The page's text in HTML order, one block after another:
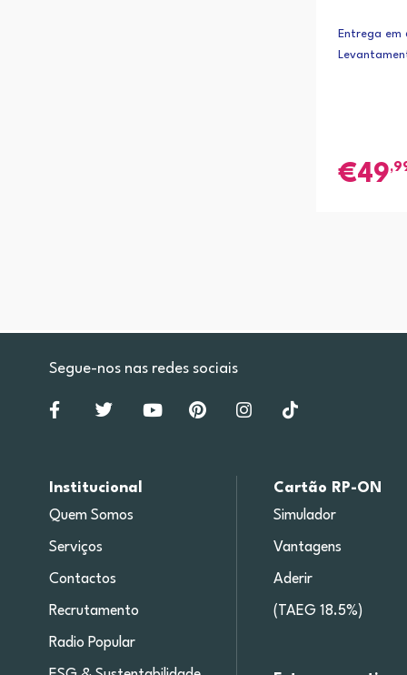
Entrega em
49
Segue-nos nas redes sociais
Institucional
Quem Somos
Serviços
Contactos
Recrutamento
Radio Popular
Cartão RP-ON
Simulador
Vantagens
Aderir
(TAEG 18.5%)